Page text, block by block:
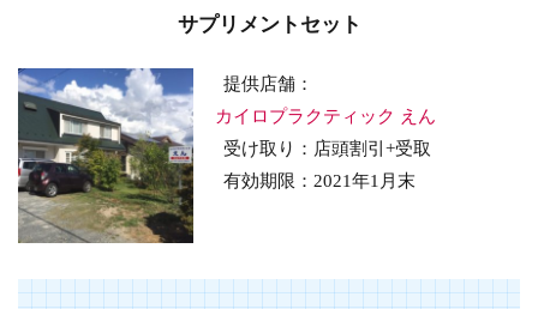
サプリメントセット
提供店舗：
カイロプラクティック えん
受け取り：店頭割引+受取
有効期限：2021年1月末